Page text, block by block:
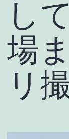
し
場
リ